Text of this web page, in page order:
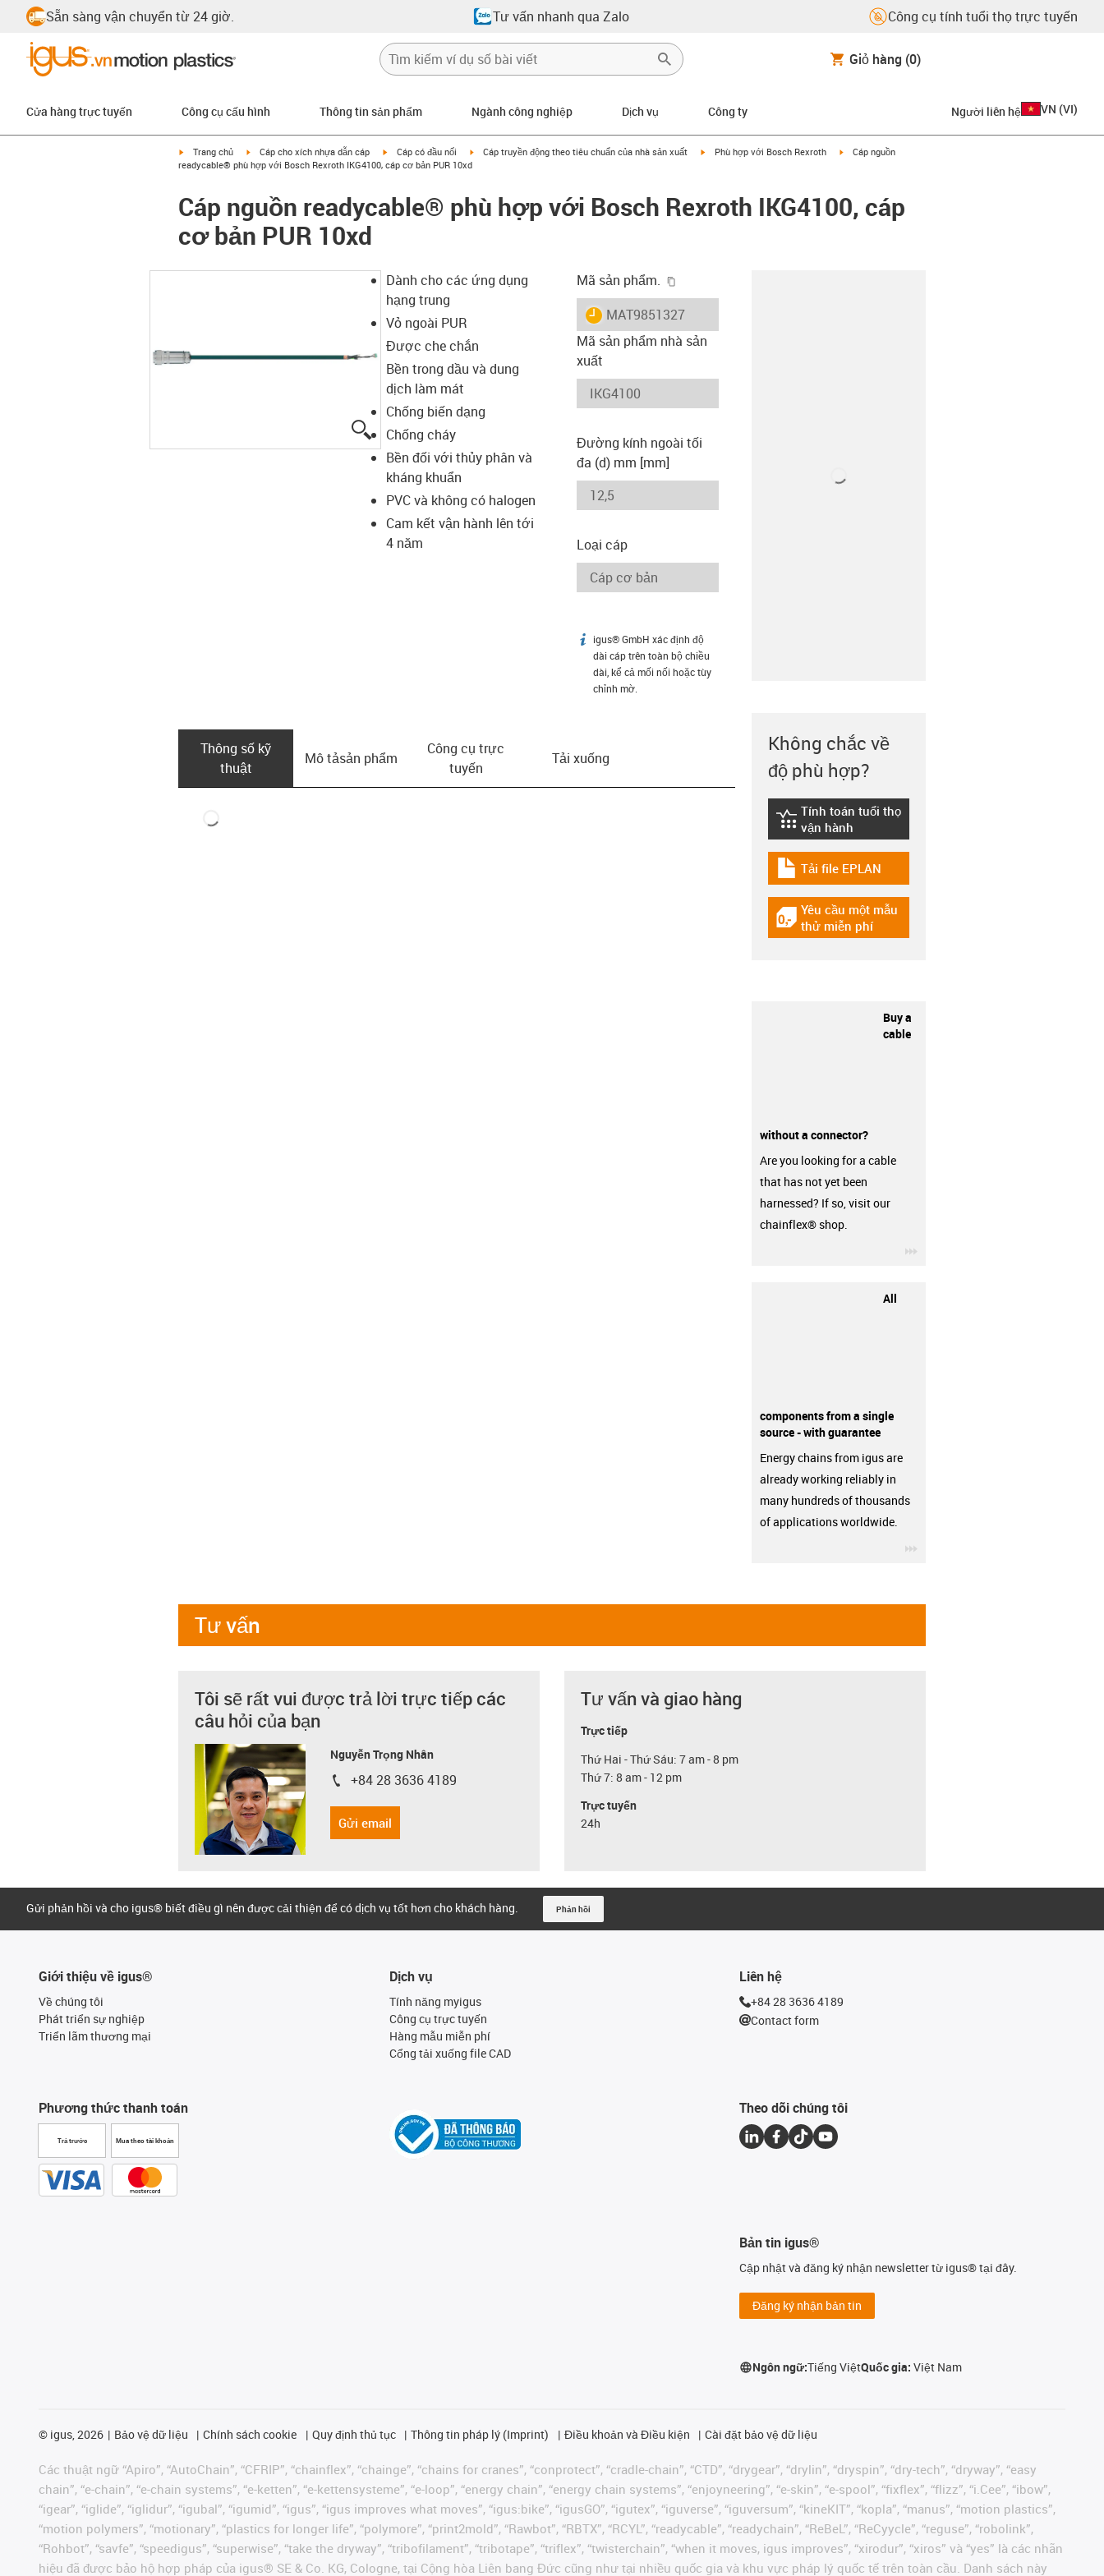
Sẵn sàng vận chuyển từ 24 giờ. Tư vấn nhanh qua Zalo Công cụ tính tuổi thọ trực tuyến
Giỏ hàng (0)
Cửa hàng trực tuyến Công cụ cấu hình Thông tin sản phẩm Ngành công nghiệp Dịch vụ Công ty Người liên hệ VN (VI)
igus-icon-arrow-right
Trang chủ igus-icon-arrow-right
Cáp cho xích nhựa dẫn cáp igus-icon-arrow-right
Cáp có đầu nối igus-icon-arrow-right
Cáp truyền động theo tiêu chuẩn của nhà sản xuất igus-icon-arrow-right
Phù hợp với Bosch Rexroth igus-icon-arrow-right
Cáp nguồn
readycable® phù hợp với Bosch Rexroth IKG4100, cáp cơ bản PUR 10xd
Cáp nguồn readycable® phù hợp với Bosch Rexroth IKG4100, cáp
cơ bản PUR 10xd
igus-icon-lupe
Dành cho các ứng dụng
hạng trung
Vỏ ngoài PUR
Được che chắn
Bền trong dầu và dung
dịch làm mát
Chống biến dạng
Chống cháy
Bền đối với thủy phân và
kháng khuẩn
PVC và không có halogen
Cam kết vận hành lên tới
4 năm
Mã sản phẩm.
igus-icon-lieferzeit
MAT9851327
Mã sản phẩm nhà sản
xuất
Đường kính ngoài tối
đa (d) mm [mm]
Loại cáp
igus-icon-info
igus® GmbH xác định độ
dài cáp trên toàn bộ chiều
dài, kể cả mối nối hoặc tùy
chỉnh mờ.
Thông số kỹ
thuật
Mô tả­sản phẩm
Công cụ trực
tuyến
Tải xuống
Không chắc về
độ phù hợp?
igus-icon-lebensdauerrechner
Tính toán tuổi thọ
vận hành
igus-icon-download-plan
Tải file EPLAN
igus-icon-gratismuster
Yêu cầu một mẫu
thử miễn phí
Buy a
cable
without a connector?
Are you looking for a cable
that has not yet been
harnessed? If so, visit our
chainflex® shop.
All
components from a single
source - with guarantee
Energy chains from igus are
already working reliably in
many hundreds of thousands
of applications worldwide.
Tư vấn
Tôi sẽ rất vui được trả lời trực tiếp các
câu hỏi của bạn
Nguyễn Trọng Nhân
igus-icon-phone
+84 28 3636 4189
Gửi email
Tư vấn và giao hàng
Trực tiếp
Thứ Hai - Thứ Sáu: 7 am - 8 pm
Thứ 7: 8 am - 12 pm
Trực tuyến
24h
Gửi phản hồi và cho igus® biết điều gì nên được cải thiện để có dịch vụ tốt hơn cho khách hàng. Phản hồi
Giới thiệu về igus®
Về chúng tôi
Phát triển sự nghiệp
Triển lãm thương mại
Phương thức thanh toán
Trả trước Mua theo tài khoản
Dịch vụ
Tính năng myigus
Công cụ trực tuyến
Hàng mẫu miễn phí
Cổng tải xuống file CAD
Liên hệ
+84 28 3636 4189
Contact form
Theo dõi chúng tôi
Bản tin igus®
Cập nhật và đăng ký nhận newsletter từ igus® tại đây.
Đăng ký nhận bản tin
Ngôn ngữ:Tiếng ViệtQuốc gia:Việt Nam
© igus, 2026 Bảo vệ dữ liệu Chính sách cookie Quy định thủ tục Thông tin pháp lý (Imprint) Điều khoản và Điều kiện Cài đặt bảo vệ dữ liệu
Các thuật ngữ “Apiro”, “AutoChain”, “CFRIP”, “chainflex”, “chainge”, “chains for cranes”, “conprotect”, “cradle-chain”, “CTD”, “drygear”, “drylin”, “dryspin”, “dry-tech”, “dryway”, “easy
chain”, “e-chain”, “e-chain systems”, “e-ketten”, “e-kettensysteme”, “e-loop”, “energy chain”, “energy chain systems”, “enjoyneering”, “e-skin”, “e-spool”, “fixflex”, “flizz”, “i.Cee”, “ibow”,
“igear”, “iglide”, “iglidur”, “igubal”, “igumid”, “igus”, “igus improves what moves”, “igus:bike”, “igusGO”, “igutex”, “iguverse”, “iguversum”, “kineKIT”, “kopla”, “manus”, “motion plastics”,
“motion polymers”, “motionary”, “plastics for longer life”, “polymore”, “print2mold”, “Rawbot”, “RBTX”, “RCYL”, “readycable”, “readychain”, “ReBeL”, “ReCyycle”, “reguse”, “robolink”,
“Rohbot”, “savfe”, “speedigus”, “superwise”, “take the dryway”, “tribofilament”, “tribotape”, “triflex”, “twisterchain”, “when it moves, igus improves”, “xirodur”, “xiros” và “yes” là các nhãn
hiệu đã được bảo hộ hợp pháp của igus® SE & Co. KG, Cologne, tại Cộng hòa Liên bang Đức cũng như tại nhiều quốc gia và khu vực pháp lý quốc tế trên toàn cầu. Danh sách này